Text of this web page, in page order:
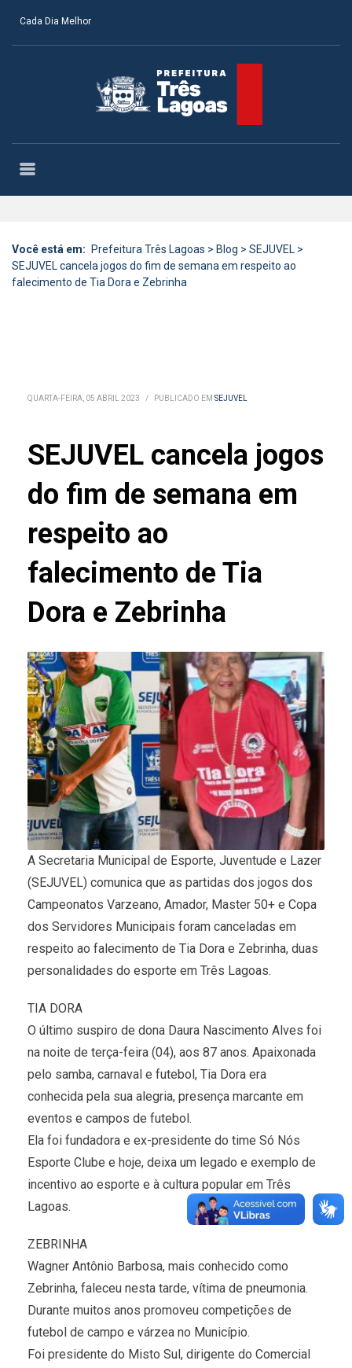
Cada Dia Melhor
Você está em: Prefeitura Três Lagoas > Blog > SEJUVEL >
SEJUVEL cancela jogos do fim de semana em respeito ao
falecimento de Tia Dora e Zebrinha
QUARTA-FEIRA, 05 ABRIL 2023 / PUBLICADO EM SEJUVEL
SEJUVEL cancela jogos
do fim de semana em
respeito ao
falecimento de Tia
Dora e Zebrinha
A Secretaria Municipal de Esporte, Juventude e Lazer
(SEJUVEL) comunica que as partidas dos jogos dos
Campeonatos Varzeano, Amador, Master 50+ e Copa
dos Servidores Municipais foram canceladas em
respeito ao falecimento de Tia Dora e Zebrinha, duas
personalidades do esporte em Três Lagoas.
TIA DORA
O último suspiro de dona Daura Nascimento Alves foi
na noite de terça-feira (04), aos 87 anos. Apaixonada
pelo samba, carnaval e futebol, Tia Dora era
conhecida pela sua alegria, presença marcante em
eventos e campos de futebol.
Ela foi fundadora e ex-presidente do time Só Nós
Esporte Clube e hoje, deixa um legado e exemplo de
incentivo ao esporte e à cultura popular em Três
Lagoas.
ZEBRINHA
Wagner Antônio Barbosa, mais conhecido como
Zebrinha, faleceu nesta tarde, vítima de pneumonia.
Durante muitos anos promoveu competições de
futebol de campo e várzea no Município.
Foi presidente do Misto Sul, dirigente do Comercial